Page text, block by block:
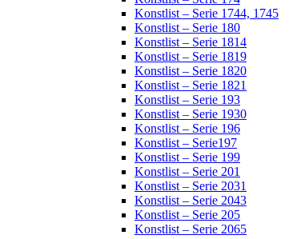
Konstlist – Serie 1744, 1745
Konstlist – Serie 180
Konstlist – Serie 1814
Konstlist – Serie 1819
Konstlist – Serie 1820
Konstlist – Serie 1821
Konstlist – Serie 193
Konstlist – Serie 1930
Konstlist – Serie 196
Konstlist – Serie197
Konstlist – Serie 199
Konstlist – Serie 201
Konstlist – Serie 2031
Konstlist – Serie 2043
Konstlist – Serie 205
Konstlist – Serie 2065